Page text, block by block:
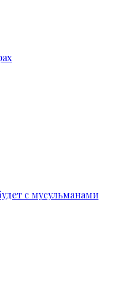
с мусульманами